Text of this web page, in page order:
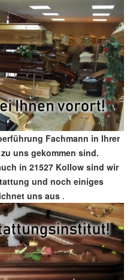
Fachmann in Ihrer
uns gekommen sind.
in 21527 Kollow sind wir
und noch einiges
uns aus .